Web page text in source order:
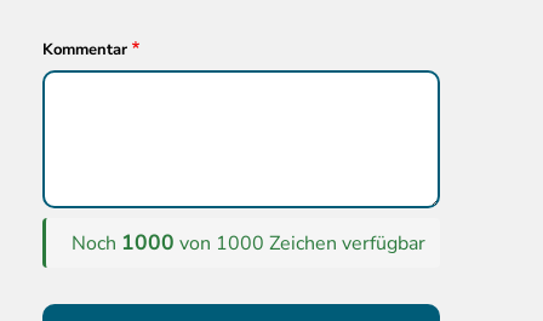
Kommentar
Noch 1000 von 1000 Zeichen verfügbar